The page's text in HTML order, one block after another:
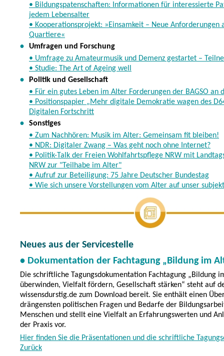
• Bildungspatenschaften: Informationen für interessierte
jedem Lebensalter
• Kooperationsprojekt: »Einsamkeit – Neue Anforderungen
Quartiere«
•
Umfragen und Forschung
• Umfrage zu Amateurmusik und Demenz gestartet –
• Studie: The Art of Ageing well
•
Politik und Gesellschaft
• Für ein gutes Leben im Alter Forderungen der BAGSO an
• Positionspapier „Mehr digitale Demokratie wagen des
Digitalen Fortschritt
•
Sonstiges
• Zum Nachhören: Musik im Alter: Gemeinsam fit bleiben!
• NDR: Digitaler Zwang – Was geht noch ohne Internet?
• Politik-Talk der Freien Wohlfahrtspflege NRW mit
NRW zur "Teilhabe im Alter"
• Aufruf zur Beteiligung: 75 Jahre Deutscher Bundestag
• Wie sich unsere Vorstellungen vom Alter auf unser
Neues aus der Servicestelle
• Dokumentation der Fachtagung „Bildung im
Die schriftliche Tagungsdokumentation Fachtagung „Bildung
überwinden, Vielfalt fördern, Gesellschaft stärken“ steht auf
wissensdurstig.de zum Download bereit. Sie enthält einen
drängensten politischen Fragen und Bedarfe der
Menschen und stellt eine Vielfalt an Erfahrungswerten und
der Praxis vor.
Hier finden Sie die Präsentationen und die schriftliche
Zurück